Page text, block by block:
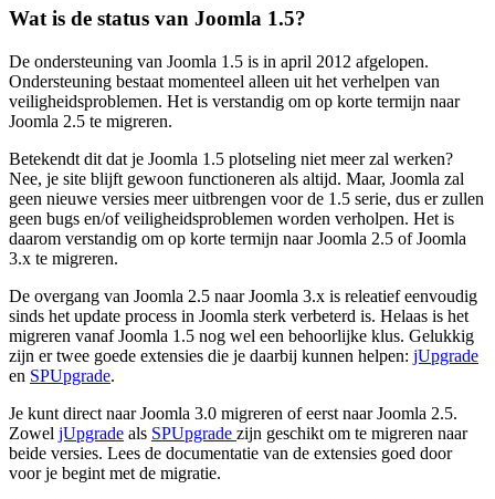
Wat is de status van Joomla 1.5?
De ondersteuning van Joomla 1.5 is in april 2012 afgelopen.
Ondersteuning bestaat momenteel alleen uit het verhelpen van
veiligheidsproblemen. Het is verstandig om op korte termijn naar
Joomla 2.5 te migreren.
Betekendt dit dat je Joomla 1.5 plotseling niet meer zal werken?
Nee, je site blijft gewoon functioneren als altijd. Maar, Joomla zal
geen nieuwe versies meer uitbrengen voor de 1.5 serie, dus er zullen
geen bugs en/of veiligheidsproblemen worden verholpen. Het is
daarom verstandig om op korte termijn naar Joomla 2.5 of Joomla
3.x te migreren.
De overgang van Joomla 2.5 naar Joomla 3.x is releatief eenvoudig
sinds het update process in Joomla sterk verbeterd is. Helaas is het
migreren vanaf Joomla 1.5 nog wel een behoorlijke klus. Gelukkig
zijn er twee goede extensies die je daarbij kunnen helpen: jUpgrade
en SPUpgrade.
Je kunt direct naar Joomla 3.0 migreren of eerst naar Joomla 2.5.
Zowel jUpgrade als SPUpgrade zijn geschikt om te migreren naar
beide versies. Lees de documentatie van de extensies goed door
voor je begint met de migratie.